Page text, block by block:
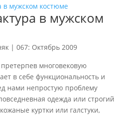
в мужском
| 067: Октябрь 2009
многовековую
в себе функциональность и
нами непростую проблему
одежда или строгий
куртки или галстуки,